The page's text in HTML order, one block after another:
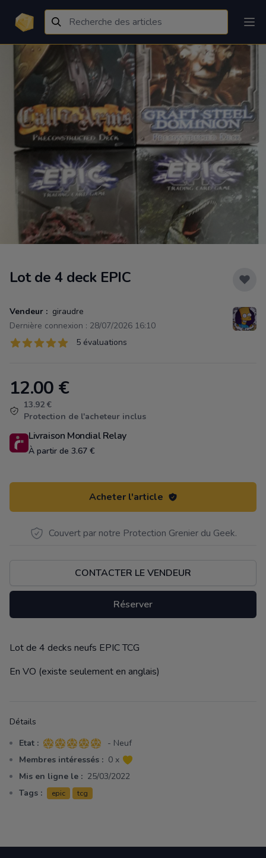
Lot de 4 deck EPIC
Vendeur : giraudre
Dernière connexion : 28/07/2026 16:10
Évaluations
5 sur 5 étoiles 5 évaluations
Product information
12.00 €
13.92 €
Protection de l'acheteur inclus
Livraison Mondial Relay
À partir de 3.67 €
Acheter l'article
Couvert par notre Protection Grenier du Geek.
CONTACTER LE VENDEUR
Réserver
Description
Lot de 4 decks neufs EPIC TCG
En VO (existe seulement en anglais)
Détails
Etat : 5 sur 5 étoiles
- Neuf
Membres intéressés : 0 x
Mis en ligne le : 25/03/2022
Tags :
epic tcg